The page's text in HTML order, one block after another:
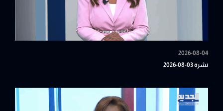
2026-08-04
نشرة 03-08-2026